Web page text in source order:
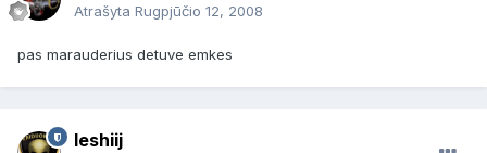
Atrašyta Rugpjūčio 12, 2008
pas marauderius detuve emkes
leshiij